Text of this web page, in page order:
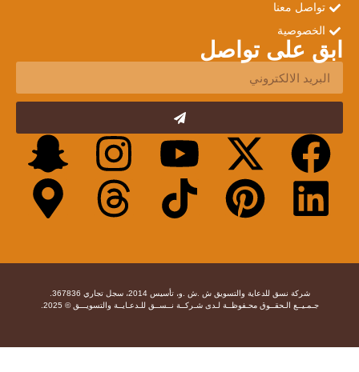
تواصل معنا
الخصوصية
ابق على تواصل
شركة نسق للدعاية والتسويق ش .ش .و، تأسيس 2014، سجل تجاري 367836.
جـمـيــع الـحقــوق محـفوظــة لـدى شـركــة نــســق للـدعـايــة والتسويـــق © 2025.